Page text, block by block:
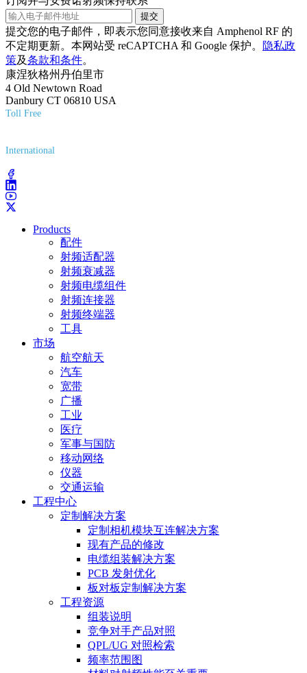
提交
提交您的电子邮件，即表示您同意接收来自 Amphenol RF 的
不定期更新。本网站受 reCAPTCHA 和 Google 保护。
隐私政
策及条款和条件。
康涅狄格州丹伯里市
4 Old Newtown Road
Danbury CT 06810 USA
Toll Free
International
Products
配件
射频适配器
射频衰减器
射频电缆组件
射频连接器
射频终端器
工具
市场
航空航天
汽车
宽带
广播
工业
医疗
军事与国防
移动网络
仪器
交通运输
工程中心
定制解决方案
定制相机模块互连解决方案
现有产品的修改
电缆组装解决方案
PCB 发射优化
板对板定制解决方案
工程资源
组装说明
竞争对手产品对照
QPL/UG 对照检索
频率范围图